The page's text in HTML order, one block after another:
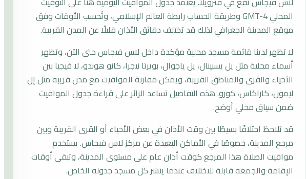
المحلي GMT-4 وطريقة الحساب رابطة العالم الإسلامي، وتُحسب الأوقات وفق
موقع المدينة الجغرافي لذلك قد تختلف دقائق الأذان قليلًا عن المدن القريبة.
لا تظهر لدينا قائمة مسجد محلية مؤكدة داخل لاس فيجاس حتى الآن، وتظهر
أسماء محلية مثل يل يسبينال، يل ياجوال، بويرتا نيجرا، كانو هوندو، لا فيجيا بين
الأحياء والقرى والمناطق القريبة، ويمكن مقارنة المواقيت مع مدن قريبة مثل إل
ليمون، كاراكاس، كورو. هذه التفاصيل تساعد الزائر على قراءة جدول المواقيت
ضمن سياق محلي أوضح.
قد تلاحظ اختلافًا بسيطًا بين وقت الأذان في بعض الأحياء أو القرى القريبة وبين
مرجع المدينة، خصوصًا في الأماكن البعيدة عن مركز لاس فيجاس. يستخدم
مواقيت الصلاة هذا المرجع كوقت أذان عام على مستوى المدينة، وتبقى أوقات
الإقامة والجمعة قابلة للاختلاف عندما ينشر كل مسجد جدوله الخاص.